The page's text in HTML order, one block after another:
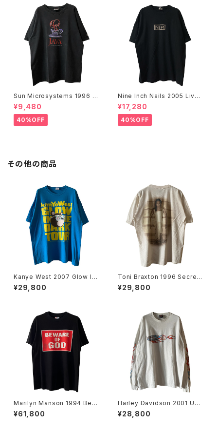
Sun Microsystems 1996 JA
VA DAY CMU '96 Promo Te
e
¥9,480
40%OFF
Nine Inch Nails 2005 Live
with Teeth Band Tee
¥17,280
40%OFF
その他の商品
Kanye West 2007 Glow In
The Dark Tour Takashi Mur
akami Artwork Rap Tee
¥29,800
Toni Braxton 1996 Secrets
Rap Tee
¥29,800
Marilyn Manson 1994 Bew
are Of God Band Tee
¥61,800
Harley Davidson 2001 USA
Flag Flame L/S Tee
¥28,800